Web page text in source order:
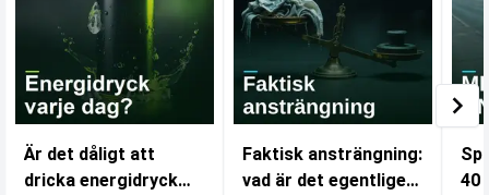
Är det dåligt att
dricka energidryck
Faktisk ansträngning:
vad är det egentligen
40